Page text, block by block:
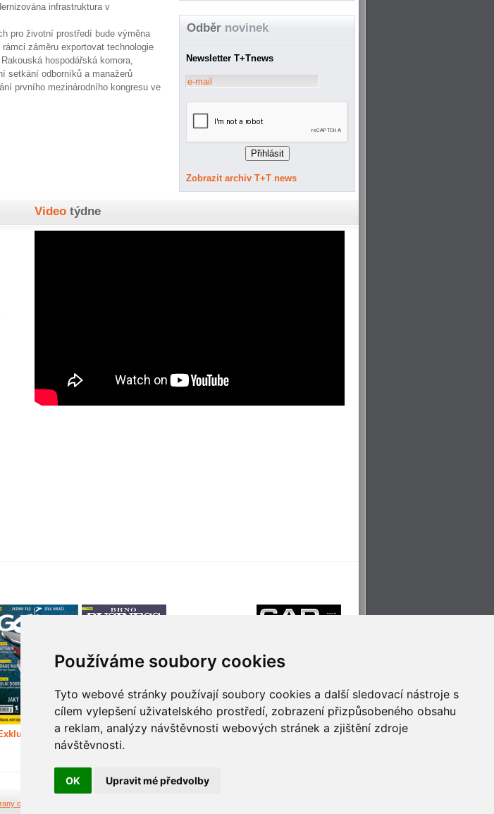
Používáme soubory cookies
Tyto webové stránky používají soubory cookies a další sledovací nástroje s
cílem vylepšení uživatelského prostředí, zobrazení přizpůsobeného obsahu
a reklam, analýzy návštěvnosti webových stránek a zjištění zdroje
návštěvnosti.
OK Upravit mé předvolby
infrastruktura v
pro životní prostředí bude výměna
záměru exportovat technologie
hospodářská komora,
setkání odborníků a manažerů
prvního mezinárodního kongresu ve
Odběr novinek
Newsletter T+Tnews
Zobrazit archiv T+T news
Video týdne
světem
Děláme Brno větší Příjemné cestování
Technologie pro
osobních údajů